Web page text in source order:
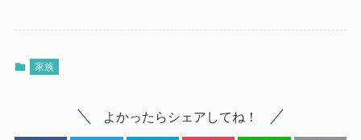
家族
よかったらシェアしてね！